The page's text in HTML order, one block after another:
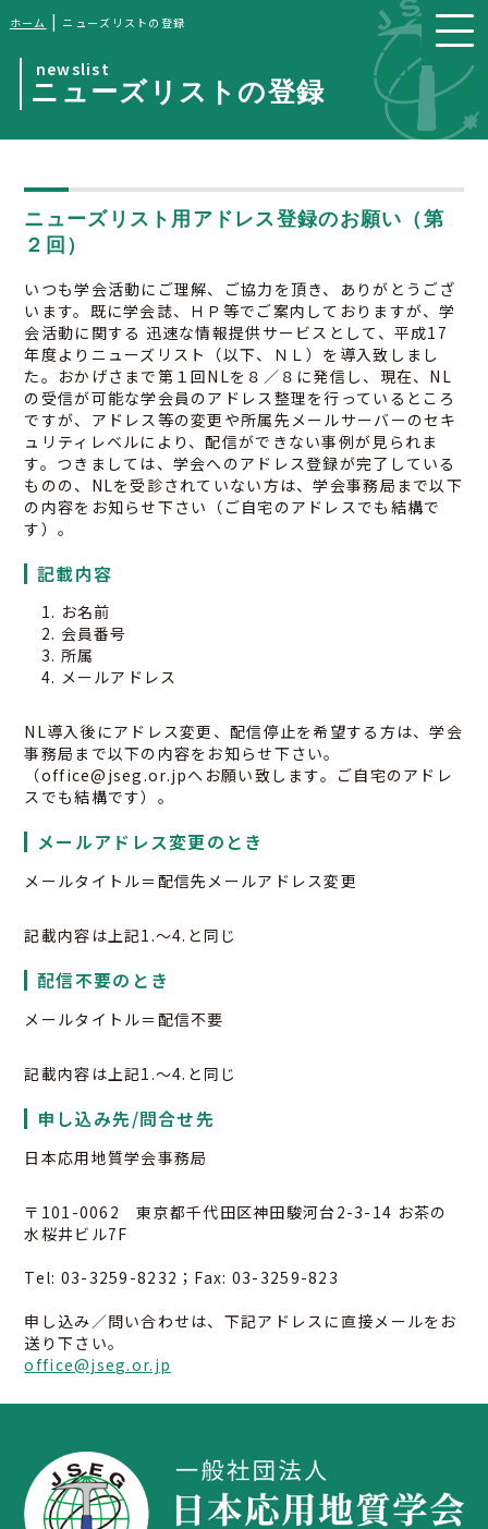
03-3259-8232
ホーム | ニューズリストの登録
newslist
ニューズリストの登録
ニューズリスト用アドレス登録のお願い（第
２回）
いつも学会活動にご理解、ご協力を頂き、ありがとうござ
います。既に学会誌、ＨＰ等でご案内しておりますが、学
会活動に関する 迅速な情報提供サービスとして、平成17
年度よりニューズリスト（以下、ＮＬ）を導入致しまし
た。おかげさまで第１回NLを８／８に発信し、現在、NL
の受信が可能な学会員のアドレス整理を行っているところ
ですが、アドレス等の変更や所属先メールサーバーのセキ
ュリティレベルにより、配信ができない事例が見られま
す。つきましては、学会へのアドレス登録が完了している
ものの、NLを受診されていない方は、学会事務局まで以下
の内容をお知らせ下さい（ご自宅のアドレスでも結構で
す）。
記載内容
1. お名前
2. 会員番号
3. 所属
4. メールアドレス
NL導入後にアドレス変更、配信停止を希望する方は、学会
事務局まで以下の内容をお知らせ下さい。
（office@jseg.or.jpへお願い致します。ご自宅のアドレ
スでも結構です）。
メールアドレス変更のとき
メールタイトル＝配信先メールアドレス変更
記載内容は上記1.～4.と同じ
配信不要のとき
メールタイトル＝配信不要
記載内容は上記1.～4.と同じ
申し込み先/問合せ先
日本応用地質学会事務局
〒101-0062 東京都千代田区神田駿河台2-3-14 お茶の
水桜井ビル7F
Tel: 03-3259-8232；Fax: 03-3259-823
申し込み／問い合わせは、下記アドレスに直接メールをお
送り下さい。
office@jseg.or.jp